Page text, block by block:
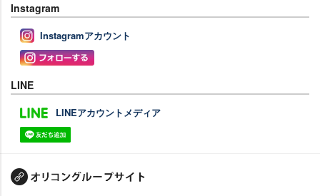
Instagram
Instagramアカウント
LINE
LINEアカウントメディア